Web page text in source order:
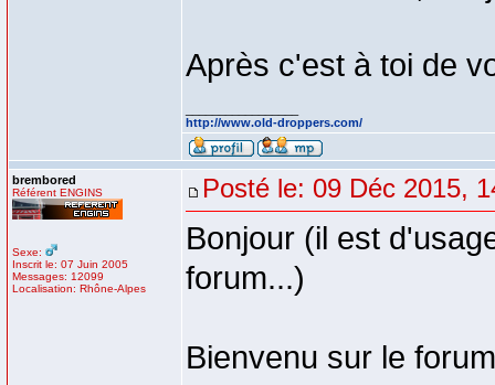
Après c'est à toi de
http://www.old-droppers.com/
brembored
Référent ENGINS
Sexe:
Inscrit le: 07 Juin 2005
Messages: 12099
Localisation: Rhône-Alpes
Posté le: 09 Déc 2015,
Bonjour (il est
forum...)
Bienvenu sur le forum